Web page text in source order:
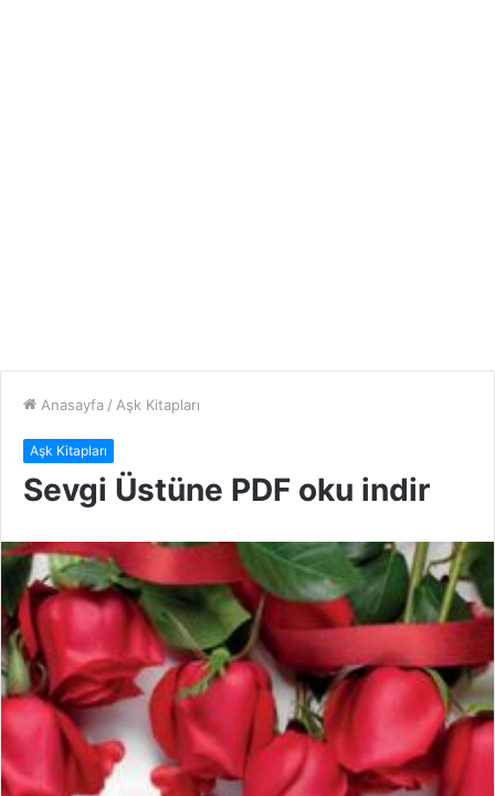
Anasayfa / Aşk Kitapları
Aşk Kitapları
Sevgi Üstüne PDF oku indir